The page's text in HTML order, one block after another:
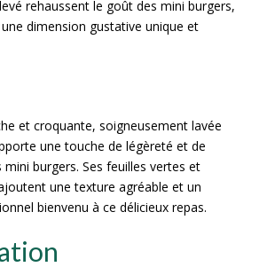
rehaussent le goût des mini burgers,
dimension gustative unique et
et croquante, soigneusement lavée
une touche de légèreté et de
mini burgers. Ses feuilles vertes et
une texture agréable et un
bienvenu à ce délicieux repas.